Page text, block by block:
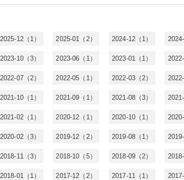
2025-12（1） 2025-01（2） 2024-12（1）
2023-10（3） 2023-06（1） 2023-01（1）
2022-07（2） 2022-05（1） 2022-03（2）
2021-10（1） 2021-09（1） 2021-08（3）
2021-02（1） 2020-12（1） 2020-10（1）
2020-02（3） 2019-12（2） 2019-08（1）
2018-11（3） 2018-10（5） 2018-09（2）
2018-01（1） 2017-12（2） 2017-11（1）